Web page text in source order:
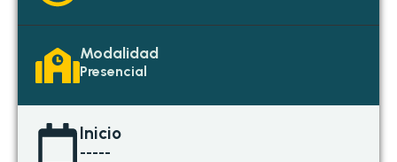
Modalidad
Presencial
Inicio
-----